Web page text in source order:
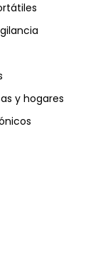
y hogares